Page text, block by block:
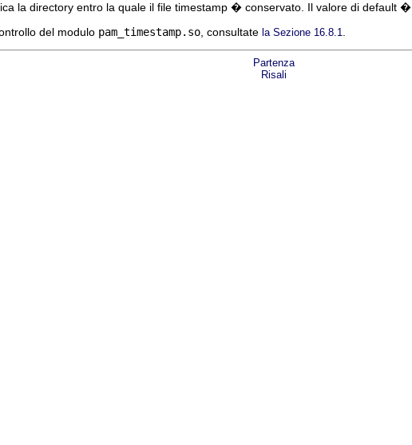
la directory entro la quale il file timestamp � conservato. Il valore di default �
del modulo pam_timestamp.so , consultate la Sezione 16.8.1
Partenza
Risali